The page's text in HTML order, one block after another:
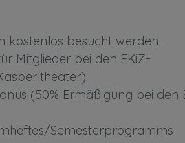
kostenlos besucht werden.
Mitglieder bei den EKiZ-
(50% Ermäßigung bei den
Semesterprogramms